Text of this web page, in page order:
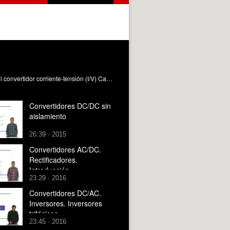
En este vídeo se explican dos aplicaciones lineales del amplificador operacional: el convertidores tensión-corriente (V/I) y el convertidor corriente-tensión (I/V) Canet Subiela, MJ. (2016). Convertidores IV_VI. https://riunet.upv.es/handle/10251/66755 DER
Convertidores DC/DC sin
aislamiento
26:39 · 2015
Convertidores AC/DC.
Rectificadores.
Introducción.
23:29 · 2016
Convertidores DC/AC.
Inversores. Inversores
trifásicos.
23:45 · 2016